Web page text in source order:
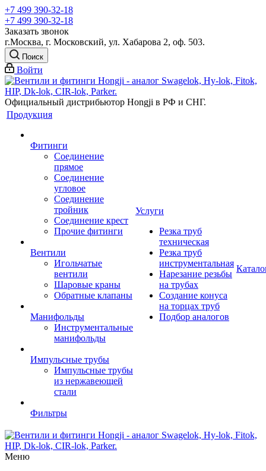
+7 499 390-32-18
+7 499 390-32-18
Заказать звонок
г.Москва, г. Московский, ул. Хабарова 2, оф. 503.
Поиск
Войти
Официальный дистрибьютор Hongji в РФ и СНГ.
Продукция
Фитинги
Соединение
прямое
Соединение
угловое
Соединение
тройник
Соединение крест
Прочие фитинги
Вентили
Игольчатые
вентили
Шаровые краны
Обратные клапаны
Манифольды
Инструментальные
манифольды
Импульсные трубы
Импульсные трубы
из нержавеющей
стали
Фильтры
Услуги
Резка труб
техническая
Резка труб
инструментальная
Нарезание резьбы
на трубах
Создание конуса
на торцах труб
Подбор аналогов
Меню